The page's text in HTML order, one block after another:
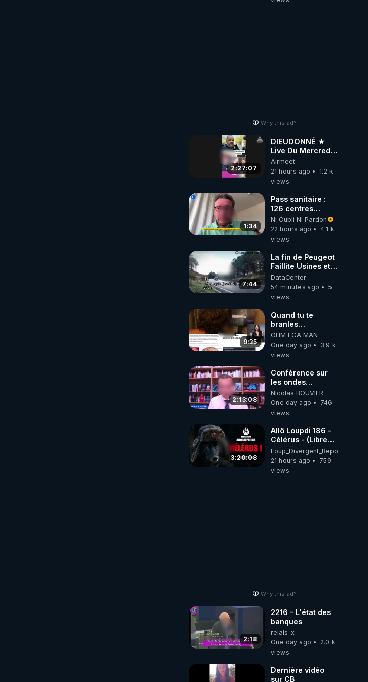
Why this ad?
2:27:07
DIEUDONNÉ ★
Live Du Mercredi
5 Août 2026
Airmeet
21 hours ago
1.2 k
views
1:34
Pass sanitaire :
126 centres
commerciaux
concernés par
l'obligation dans
Ni Oubli Ni Pardon
22 hours ago
4.1 k
views
7:44
La fin de Peugeot
Faillite Usines et
Emplois
Menacees -
L'heure de l'auto
DataCenter
54 minutes ago
5
views
9:35
Quand tu te
branles
bonhomme tu
émets des ondes
ils ont juste omis
OHM ÉGA MAN
One day ago
3.9 k
views
2:13:08
Conférence sur
les ondes
électromagnétiques
par Grégoire
Caustru et Bart de
Nicolas BOUVIER
One day ago
746
views
3:20:08
Allô Loupdi 186 -
Célérus - (Libre
Antenne) - Loup
Divergent
2026.08.06
Loup_Divergent_Reposts
21 hours ago
759
views
Why this ad?
2:18
2216 - L'état des
banques
relais-x
One day ago
2.0 k
views
Dernière vidéo
sur CB